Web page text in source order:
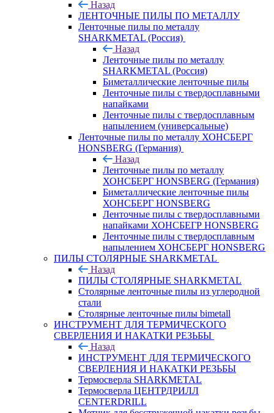
Назад
ЛЕНТОЧНЫЕ ПИЛЫ ПО МЕТАЛЛУ
Ленточные пилы по металлу
SHARKMETAL (Россия)
Назад
Ленточные пилы по металлу
SHARKMETAL (Россия)
Биметаллические ленточные пилы
Ленточные пилы с твердосплавными
напайками
Ленточные пилы с твердосплавным
напылением (универсальные)
Ленточные пилы по металлу ХОНСБЕРГ
HONSBERG (Германия)
Назад
Ленточные пилы по металлу
ХОНСБЕРГ HONSBERG (Германия)
Биметаллические ленточные пилы
ХОНСБЕРГ HONSBERG
Ленточные пилы с твердосплавными
напайками ХОНСБЕГР HONSBERG
Ленточные пилы с твердосплавным
напылением ХОНСБЕРГ HONSBERG
ПИЛЫ СТОЛЯРНЫЕ SHARKMETAL
Назад
ПИЛЫ СТОЛЯРНЫЕ SHARKMETAL
Столярные ленточные пилы из углеродной
стали
Столярные ленточные пилы bimetall
ИНСТРУМЕНТ ДЛЯ ТЕРМИЧЕСКОГО
СВЕРЛЕНИЯ И НАКАТКИ РЕЗЬБЫ
Назад
ИНСТРУМЕНТ ДЛЯ ТЕРМИЧЕСКОГО
СВЕРЛЕНИЯ И НАКАТКИ РЕЗЬБЫ
Термосверла SHARKMETAL
Термосверла ЦЕНТРДРИЛЛ
CENTERDRILL